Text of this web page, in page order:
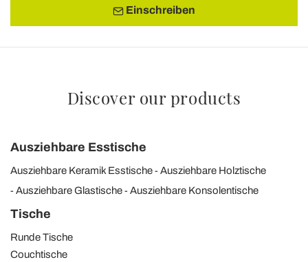
Einschreiben
Discover our products
Ausziehbare Esstische
Ausziehbare Keramik Esstische
Ausziehbare Holztische
Ausziehbare Glastische
Ausziehbare Konsolentische
Tische
Runde Tische
Couchtische